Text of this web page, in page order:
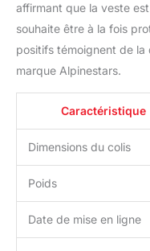
affirmant que la veste
souhaite être à la fois
positifs témoignent de
marque Alpinestars.
Caractéristique
Dimensions du colis
Poids
Date de mise en ligne